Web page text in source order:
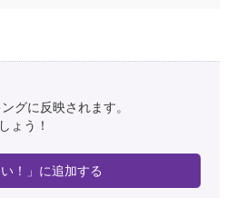
グに反映されます。
ょう！
い！」に追加する